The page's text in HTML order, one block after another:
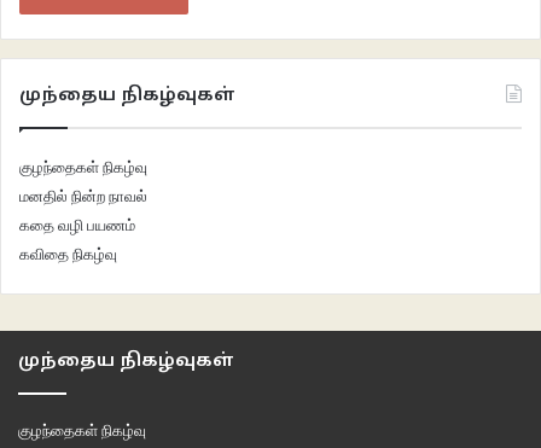
முந்தைய நிகழ்வுகள்
குழந்தைகள் நிகழ்வு
மனதில் நின்ற நாவல்
கதை வழி பயணம்
கவிதை நிகழ்வு
முந்தைய நிகழ்வுகள்
குழந்தைகள் நிகழ்வு